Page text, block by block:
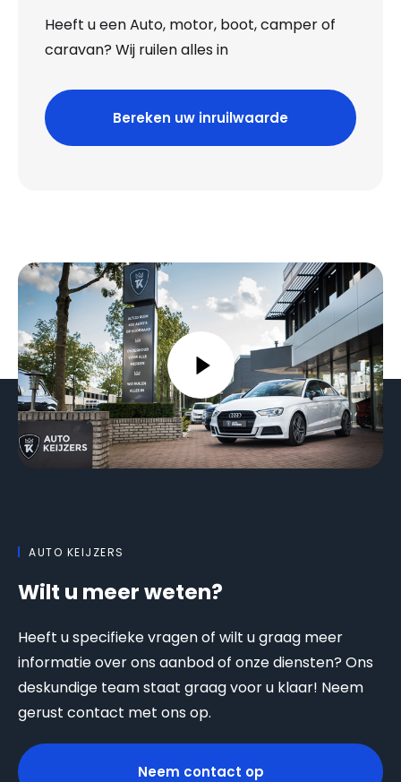
Heeft u een Auto, motor, boot, camper of
caravan? Wij ruilen alles in
Bereken uw inruilwaarde
AUTO KEIJZERS
Wilt u meer weten?
Heeft u specifieke vragen of wilt u graag meer
informatie over ons aanbod of onze diensten? Ons
deskundige team staat graag voor u klaar! Neem
gerust contact met ons op.
Neem contact op